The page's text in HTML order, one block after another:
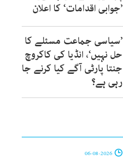
’جوابی اقدامات‘ کا اعلان
’سیاسی جماعت مسئلے کا
حل نہیں‘، انڈیا کی کاکروچ
جنتا پارٹی آگے کیا کرنے جا
رہی ہے؟